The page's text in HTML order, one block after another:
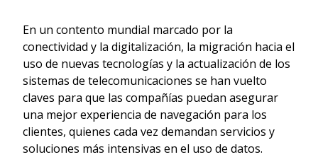
En un contento mundial marcado por la
conectividad y la digitalización, la migración hacia el
uso de nuevas tecnologías y la actualización de los
sistemas de telecomunicaciones se han vuelto
claves para que las compañías puedan asegurar
una mejor experiencia de navegación para los
clientes, quienes cada vez demandan servicios y
soluciones más intensivas en el uso de datos.